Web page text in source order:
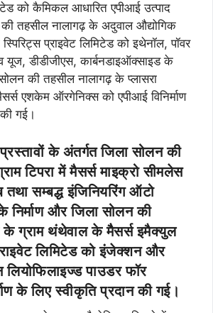
को कैमिकल आधारित एपीआई उत्पाद
तहसील नालागढ़ के अदुवाल औद्योगिक
प्राइवेट लिमिटेड को इथेनॉल, पॉवर
यूज, डीडीजीएस, कार्बनडाइऑक्साइड के
की तहसील नालागढ़ के प्लासरा
एशकेम ऑरगेनिक्स को एपीआई विनिर्माण
गई।
के अंतर्गत जिला सोलन की
टिपरा में मैसर्स माइक्रो सीमलेस
सम्बद्ध इंजिनियरिंग ऑटो
और जिला सोलन की
के ग्राम थंथेवाल के मैैसर्स इमैक्युल
लिमिटेड को इंजेक्शन और
लियोफिलाइज्ड पाउडर फॉर
के लिए स्वीकृति प्रदान की गई।